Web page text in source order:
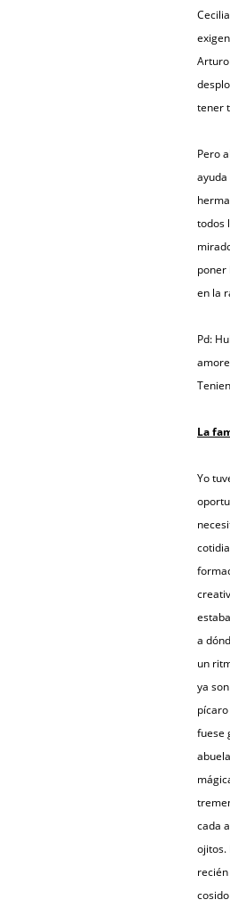
tener
Pero
todos
poner
en la
Pd:
La
Yo
a
un
ya
fuese
cada
ojitos.